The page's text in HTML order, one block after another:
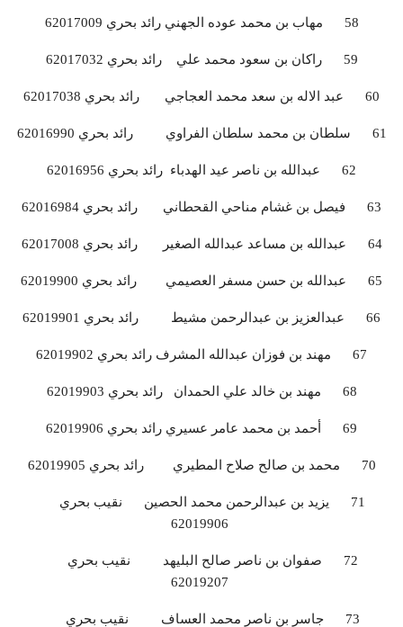
58 مهاب بن محمد عوده الجهني رائد بحري 62017009
59 راكان بن سعود محمد علي رائد بحري 62017032
60 عبد الاله بن سعد محمد العجاجي رائد بحري 62017038
61 سلطان بن محمد سلطان الفراوي رائد بحري 62016990
62 عبدالله بن ناصر عيد الهدباء رائد بحري 62016956
63 فيصل بن غشام مناحي القحطاني رائد بحري 62016984
64 عبدالله بن مساعد عبدالله الصغير رائد بحري 62017008
65 عبدالله بن حسن مسفر العصيمي رائد بحري 62019900
66 عبدالعزيز بن عبدالرحمن مشيط رائد بحري 62019901
67 مهند بن فوزان عبدالله المشرف رائد بحري 62019902
68 مهند بن خالد علي الحمدان رائد بحري 62019903
69 أحمد بن محمد عامر عسيري رائد بحري 62019906
70 محمد بن صالح صلاح المطيري رائد بحري 62019905
71 يزيد بن عبدالرحمن محمد الحصين نقيب بحري
72 صفوان بن ناصر صالح البليهد نقيب بحري
73 جاسر بن ناصر محمد العساف نقيب بحري